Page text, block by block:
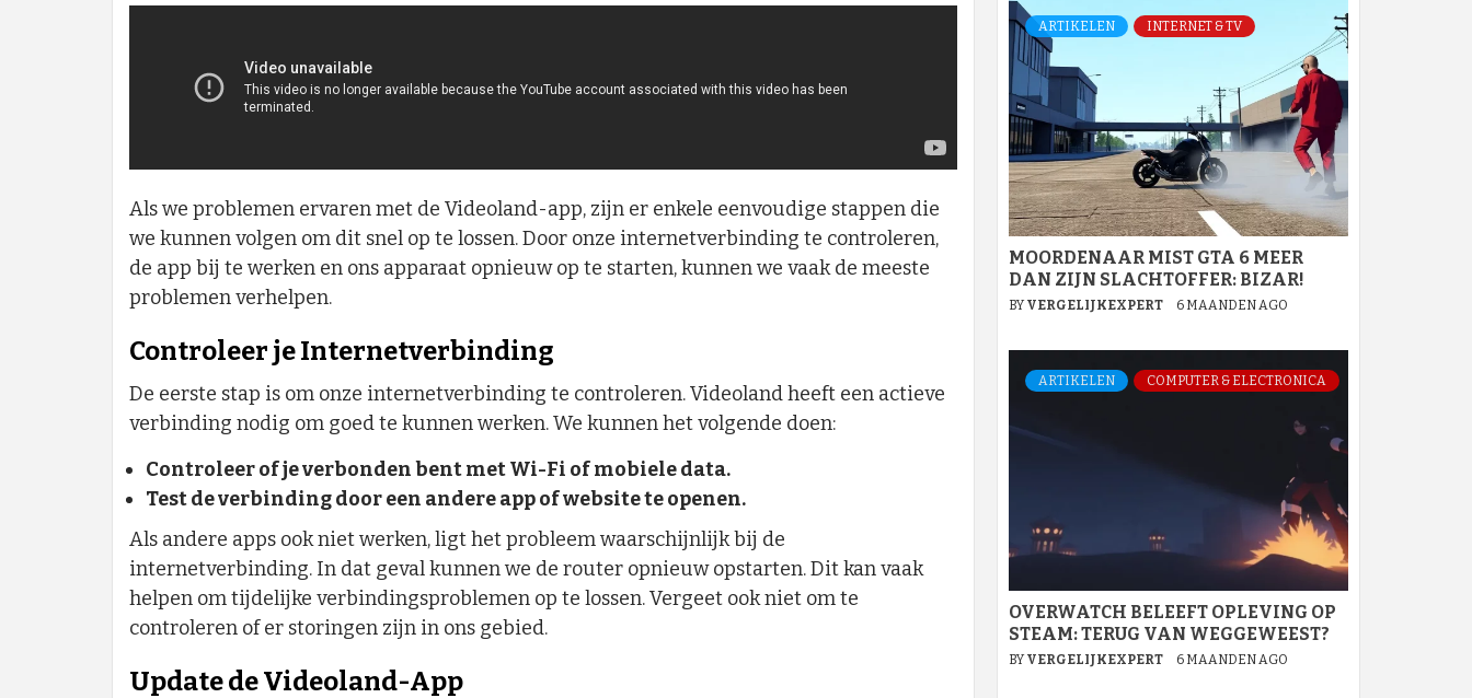
Als we problemen ervaren met de Videoland-app, zijn er enkele eenvoudige stappen die
we kunnen volgen om dit snel op te lossen. Door onze internetverbinding te controleren,
de app bij te werken en ons apparaat opnieuw op te starten, kunnen we vaak de meeste
problemen verhelpen.
Controleer je Internetverbinding
De eerste stap is om onze internetverbinding te controleren. Videoland heeft een actieve
verbinding nodig om goed te kunnen werken. We kunnen het volgende doen:
Controleer of je verbonden bent met Wi-Fi of mobiele data.
Test de verbinding door een andere app of website te openen.
Als andere apps ook niet werken, ligt het probleem waarschijnlijk bij de
internetverbinding. In dat geval kunnen we de router opnieuw opstarten. Dit kan vaak
helpen om tijdelijke verbindingsproblemen op te lossen. Vergeet ook niet om te
controleren of er storingen zijn in ons gebied.
Update de Videoland-App
ARTIKELEN INTERNET & TV
MOORDENAAR MIST GTA 6 MEER
DAN ZIJN SLACHTOFFER: BIZAR!
BY VERGELIJKEXPERT 6 MAANDEN AGO
ARTIKELEN COMPUTER & ELECTRONICA
OVERWATCH BELEEFT OPLEVING OP
STEAM: TERUG VAN WEGGEWEEST?
BY VERGELIJKEXPERT 6 MAANDEN AGO